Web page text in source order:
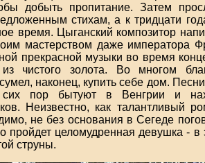
добыть пропитание. Затем
стихам, а к тридцати
время. Цыганский композитор
мастерством даже императора
прекрасной музыки во время
чистого золота. Во многом
наконец, купить себе дом.
пор бытуют в Венгрии и
Неизвестно, как талантливый
не без основания в Сегеде
пройдет целомудренная девушка -
струны.